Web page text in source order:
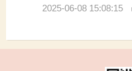
2025-06-08 15:08:15